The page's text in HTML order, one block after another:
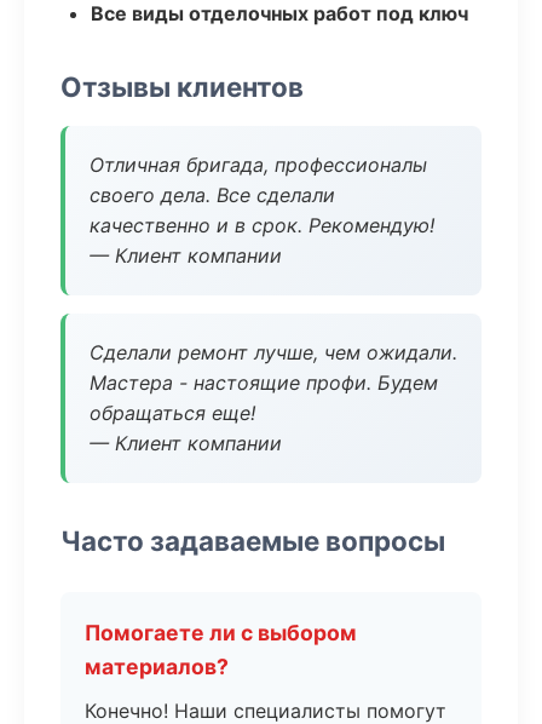
Все виды отделочных работ под ключ
Отзывы клиентов
Отличная бригада, профессионалы
своего дела. Все сделали
качественно и в срок. Рекомендую!
— Клиент компании
Сделали ремонт лучше, чем ожидали.
Мастера - настоящие профи. Будем
обращаться еще!
— Клиент компании
Часто задаваемые вопросы
Помогаете ли с выбором
материалов?
Конечно! Наши специалисты помогут